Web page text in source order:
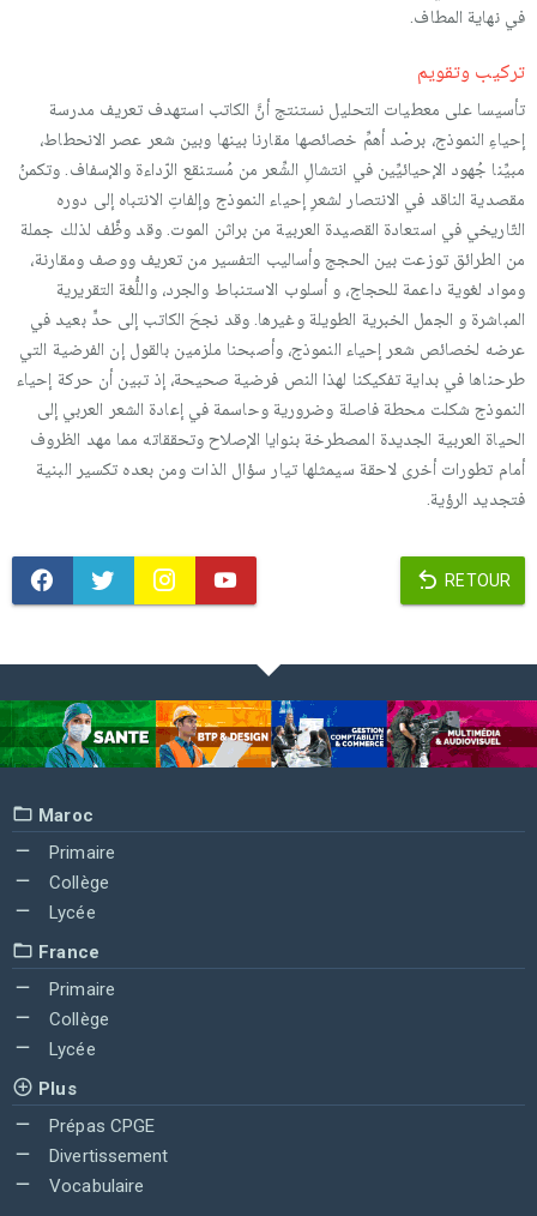
في نهاية المطاف.
تركيب وتقويم
تأسيسا على معطيات التحليل نستنتج أنَّ الكاتب استهدف تعريف مدرسة
إحياءِ النموذج، برصْد أهمِّ خصائصها مقارنا بينها وبين شعر عصر الانحطاط،
مبيِّنا جُهود الإحيائيِّين في انتشالِ الشِّعر من مُستنقع الرّداءة والإسفاف. وتكمنُ
مقصدية الناقد في الانتصار لشعرِ إحياء النموذج وإلفاتِ الانتباه إلى دوره
التّاريخي في استعادة القصيدة العربية من براثن الموت. وقد وظَّف لذلك جملة
من الطرائق توزعت بين الحجج وأساليب التفسير من تعريف ووصف ومقارنة،
ومواد لغوية داعمة للحجاج، و أسلوب الاستنباط والجرد، واللُّغة التقريرية
المباشرة و الجمل الخبرية الطويلة وغيرها. وقد نجحَ الكاتب إلى حدٍّ بعيد في
عرضه لخصائص شعر إحياء النموذج، وأصبحنا ملزمين بالقول إن الفرضية التي
طرحناها في بداية تفكيكنا لهذا النص فرضية صحيحة، إذ تبين أن حركة إحياء
النموذج شكلت محطة فاصلة وضرورية وحاسمة في إعادة الشعر العربي إلى
الحياة العربية الجديدة المصطرخة بنوايا الإصلاح وتحققاته مما مهد الظروف
أمام تطورات أخرى لاحقة سيمثلها تيار سؤال الذات ومن بعده تكسير البنية
فتجديد الرؤية.
RETOUR
Maroc
Primaire
Collège
Lycée
France
Primaire
Collège
Lycée
Plus
Prépas CPGE
Divertissement
Vocabulaire